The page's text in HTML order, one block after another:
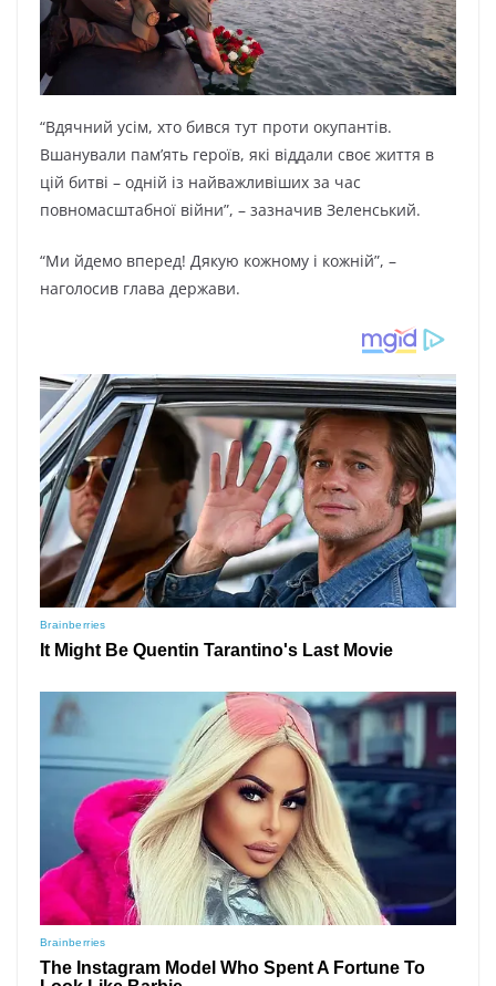
“Вдячний усім, хто бився тут проти окупантів.
Вшанували памʼять героїв, які віддали своє життя в
цій битві – одній із найважливіших за час
повномасштабної війни”, – зазначив Зеленський.
“Ми йдемо вперед! Дякую кожному і кожній”, –
наголосив глава держави.